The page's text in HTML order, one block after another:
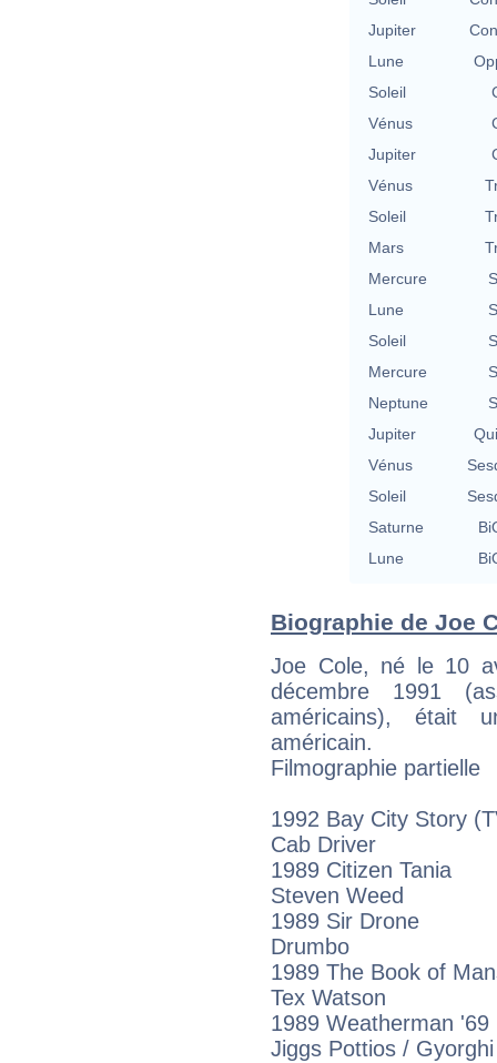
Jupiter
Lune
Soleil
Vénus
Jupiter
Vénus
Soleil
Mars
Mercure
Lune
Soleil
Mercure
Neptune
Jupiter
Vénus
Soleil
Saturne
Lune
Biographie de Joe
Joe Cole, né le 10
décembre 1991
américains), était
américain.
Filmographie partielle
1992 Bay City Story
Cab Driver
1989 Citizen Tania
Steven Weed
1989 Sir Drone
Drumbo
1989 The Book of
Tex Watson
1989 Weatherman '69
Jiggs Pottios /